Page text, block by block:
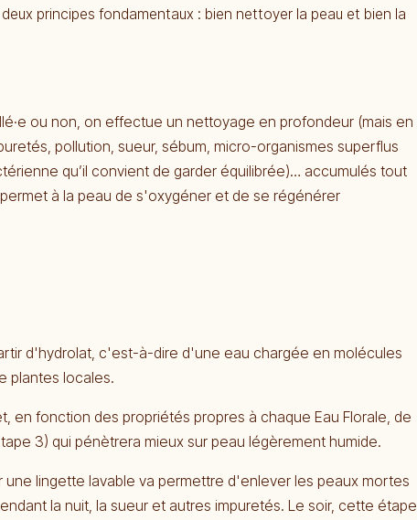
principes fondamentaux : bien nettoyer la peau et bien la
ou non, on effectue un nettoyage en profondeur (mais en
pollution, sueur, sébum, micro-organismes superflus
qu’il convient de garder équilibrée)… accumulés tout
à la peau de s'oxygéner et de se régénérer
d'hydrolat, c'est-à-dire d'une eau chargée en molécules
plantes locales.
en fonction des propriétés propres à chaque Eau Florale, de
3) qui pénètrera mieux sur peau légèrement humide.
une lingette lavable va permettre d'enlever les peaux mortes
la nuit, la sueur et autres impuretés. Le soir, cette étape